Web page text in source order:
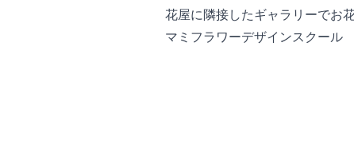
花屋に隣接したギャラリーでお
マミフラワーデザインスクール